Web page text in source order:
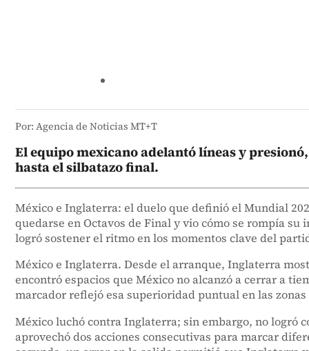
Por: Agencia de Noticias MT+T
El equipo mexicano adelantó líneas y
hasta el silbatazo final.
México e Inglaterra: el duelo que definió el Mundial
quedarse en Octavos de Final y vio cómo se rompía
logró sostener el ritmo en los momentos clave del
México e Inglaterra. Desde el arranque, Inglaterra
encontró espacios que México no alcanzó a cerrar a
marcador reflejó esa superioridad puntual en las
México luchó contra Inglaterra; sin embargo, no logró
aprovechó dos acciones consecutivas para marcar